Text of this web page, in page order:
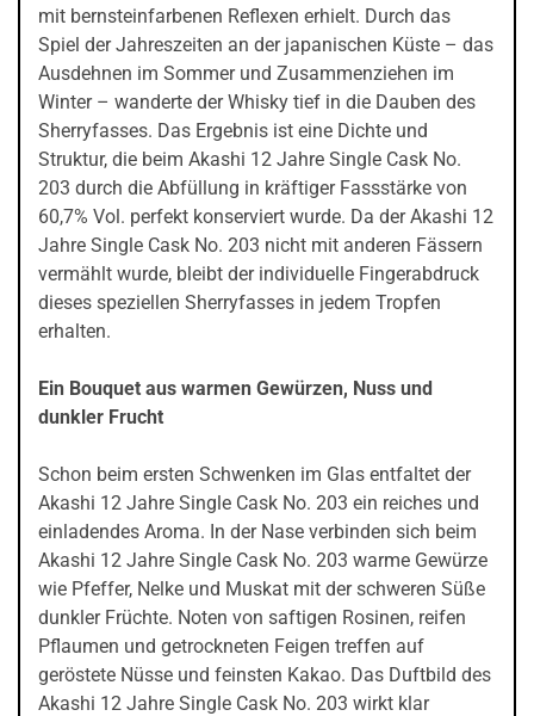
mit bernsteinfarbenen Reflexen erhielt. Durch das
Spiel der Jahreszeiten an der japanischen Küste – das
Ausdehnen im Sommer und Zusammenziehen im
Winter – wanderte der Whisky tief in die Dauben des
Sherryfasses. Das Ergebnis ist eine Dichte und
Struktur, die beim Akashi 12 Jahre Single Cask No.
203 durch die Abfüllung in kräftiger Fassstärke von
60,7% Vol. perfekt konserviert wurde. Da der Akashi 12
Jahre Single Cask No. 203 nicht mit anderen Fässern
vermählt wurde, bleibt der individuelle Fingerabdruck
dieses speziellen Sherryfasses in jedem Tropfen
erhalten.
Ein Bouquet aus warmen Gewürzen, Nuss und
dunkler Frucht
Schon beim ersten Schwenken im Glas entfaltet der
Akashi 12 Jahre Single Cask No. 203 ein reiches und
einladendes Aroma. In der Nase verbinden sich beim
Akashi 12 Jahre Single Cask No. 203 warme Gewürze
wie Pfeffer, Nelke und Muskat mit der schweren Süße
dunkler Früchte. Noten von saftigen Rosinen, reifen
Pflaumen und getrockneten Feigen treffen auf
geröstete Nüsse und feinsten Kakao. Das Duftbild des
Akashi 12 Jahre Single Cask No. 203 wirkt klar